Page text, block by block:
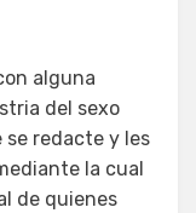
alguna
del sexo
redacte y les
la cual
de quienes